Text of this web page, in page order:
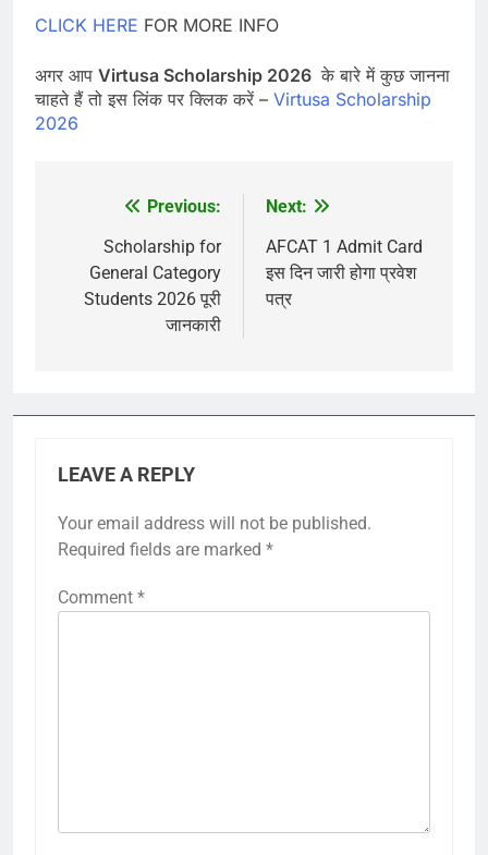
CLICK HERE FOR MORE INFO
अगर आप Virtusa Scholarship 2026 के बारे में कुछ जानना
चाहते हैं तो इस लिंक पर क्लिक करें – Virtusa Scholarship
2026
navigation
Previous:
Scholarship for
General Category
Students 2026 पूरी
जानकारी
Next:
AFCAT 1 Admit Card
इस दिन जारी होगा प्रवेश
पत्र
LEAVE A REPLY
Your email address will not be published.
Required fields are marked *
Comment *